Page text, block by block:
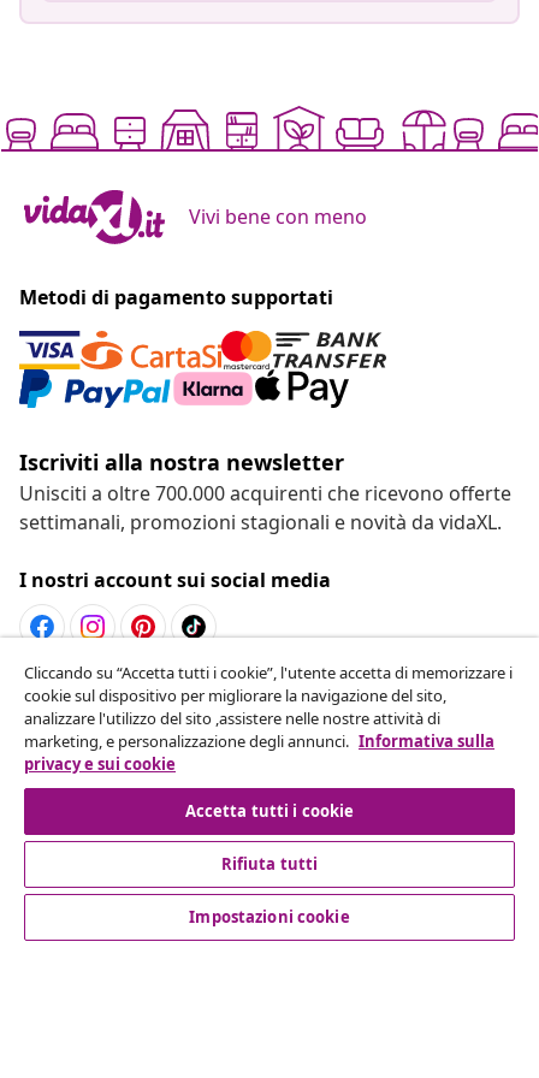
Vivi bene con meno
Metodi di pagamento supportati
Iscriviti alla nostra newsletter
Unisciti a oltre 700.000 acquirenti che ricevono offerte
settimanali, promozioni stagionali e novità da vidaXL.
I nostri account sui social media
Recesso dal contratto
Invia una richiesta di recesso per il tuo ordine.
Recesso dal contratto
Servizio clienti
Cliccando su “Accetta tutti i cookie”, l'utente accetta di memorizzare i
cookie sul dispositivo per migliorare la navigazione del sito,
analizzare l'utilizzo del sito ,assistere nelle nostre attività di
marketing, e personalizzazione degli annunci. Informativa sulla
privacy e sui cookie
Accetta tutti i cookie
Rifiuta tutti
Impostazioni cookie